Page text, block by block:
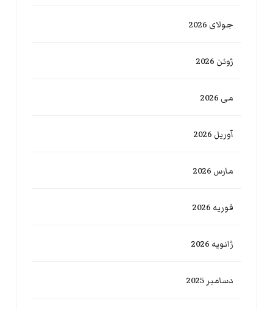
جولای 2026
ژوئن 2026
می 2026
آوریل 2026
مارس 2026
فوریه 2026
ژانویه 2026
دسامبر 2025